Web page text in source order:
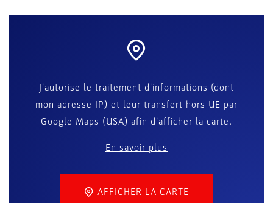
J'autorise le traitement d'informations (dont
mon adresse IP) et leur transfert hors UE par
Google Maps (USA) afin d'afficher la carte.
En savoir plus
AFFICHER LA CARTE